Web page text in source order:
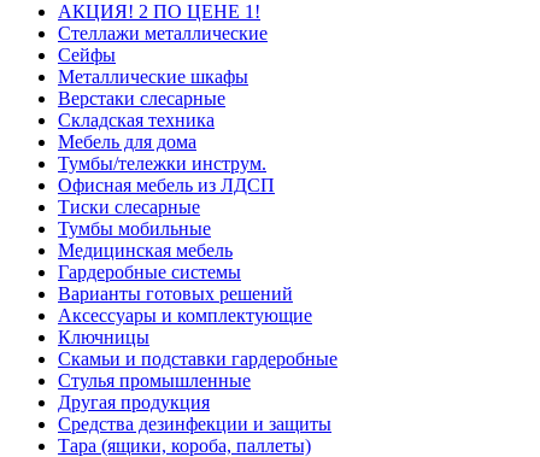
АКЦИЯ! 2 ПО ЦЕНЕ 1!
Стеллажи металлические
Сейфы
Металлические шкафы
Верстаки слесарные
Складская техника
Мебель для дома
Тумбы/тележки инструм.
Офисная мебель из ЛДСП
Тиски слесарные
Тумбы мобильные
Медицинская мебель
Гардеробные системы
Варианты готовых решений
Аксессуары и комплектующие
Ключницы
Скамьи и подставки гардеробные
Стулья промышленные
Другая продукция
Средства дезинфекции и защиты
Тара (ящики, короба, паллеты)